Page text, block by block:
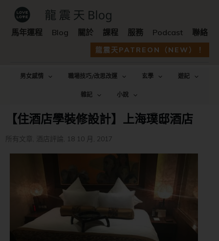
馬年運程 Blog 關於 課程 服務 Podcast 聯絡
龍震天PATREON（NEW）！
男女感情 職場技巧/改思改運 玄學
遊記
雜記
小說
【住酒店學裝修設計】上海璞邸酒店
所有文章 , 酒店評論, 18 10 月, 2017